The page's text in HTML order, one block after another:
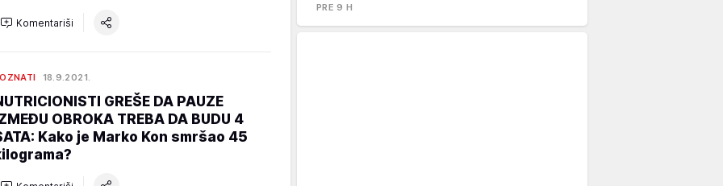
Komentariši
18.9.2021.
GREŠE DA PAUZE
OBROKA TREBA DA BUDU 4
Kako je Marko Kon smršao 45
PRE 9 H